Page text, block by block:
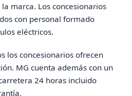
marca. Los concesionarios
con personal formado
eléctricos.
los concesionarios ofrecen
MG cuenta además con un
24 horas incluido